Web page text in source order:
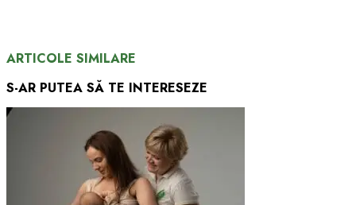
ARTICOLE SIMILARE
S-AR PUTEA SĂ TE INTERESEZE